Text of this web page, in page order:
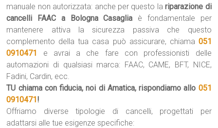
manuale non autorizzata: anche per questo lariparazione di
cancelli FAAC a Bologna Casaglia è fondamentale per
mantenere attiva la sicurezza passiva che questo
complemento della tua casa può assicurare, chiama 051
0910471
e avrai a che fare con professionisti delle
automazioni di qualsiasi marca: FAAC, CAME, BFT, NICE,
Fadini, Cardin, ecc.
TU chiama con fiducia, noi di Amatica, rispondiamo allo 051
0910471!
Offriamo diverse tipologie di cancelli, progettati per
adattarsi alle tue esigenze specifiche: